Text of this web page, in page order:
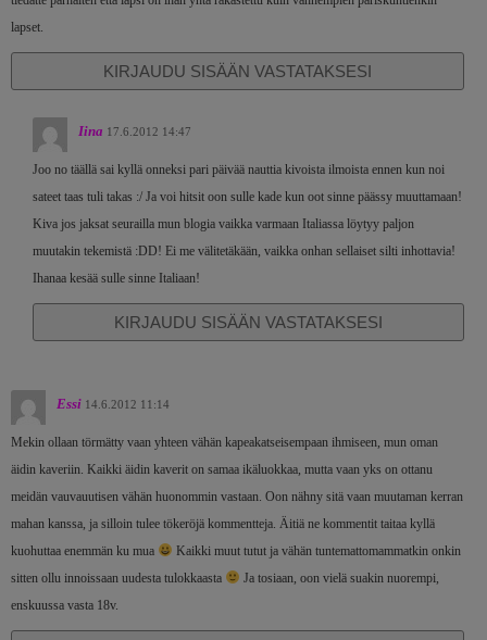
lapset.
KIRJAUDU SISÄÄN VASTATAKSESI
Iina 17.6.2012 14:47
Joo no täällä sai kyllä onneksi pari päivää nauttia kivoista ilmoista ennen kun noi
sateet taas tuli takas :/ Ja voi hitsit oon sulle kade kun oot sinne päässy muuttamaan!
Kiva jos jaksat seurailla mun blogia vaikka varmaan Italiassa löytyy paljon
muutakin tekemistä :DD! Ei me välitetäkään, vaikka onhan sellaiset silti inhottavia!
Ihanaa kesää sulle sinne Italiaan!
KIRJAUDU SISÄÄN VASTATAKSESI
Essi 14.6.2012 11:14
Mekin ollaan törmätty vaan yhteen vähän kapeakatseisempaan ihmiseen, mun oman
äidin kaveriin. Kaikki äidin kaverit on samaa ikäluokkaa, mutta vaan yks on ottanu
meidän vauvauutisen vähän huonommin vastaan. Oon nähny sitä vaan muutaman kerran
mahan kanssa, ja silloin tulee tökeröjä kommentteja. Äitiä ne kommentit taitaa kyllä
kuohuttaa enemmän ku mua
Kaikki muut tutut ja vähän tuntemattomammatkin onkin
sitten ollu innoissaan uudesta tulokkaasta
Ja tosiaan, oon vielä suakin nuorempi,
enskuussa vasta 18v.